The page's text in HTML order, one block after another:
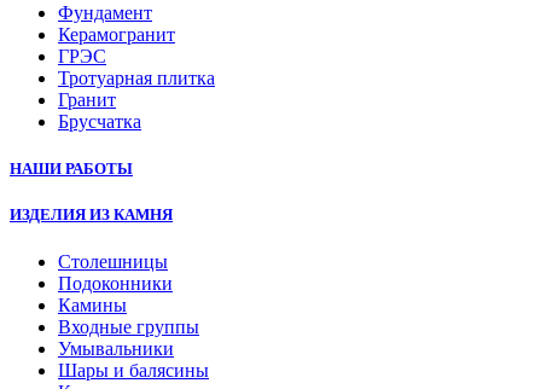
Фундамент
Керамогранит
ГРЭС
Тротуарная плитка
Гранит
Брусчатка
НАШИ РАБОТЫ
ИЗДЕЛИЯ ИЗ КАМНЯ
Столешницы
Подоконники
Камины
Входные группы
Умывальники
Шары и балясины